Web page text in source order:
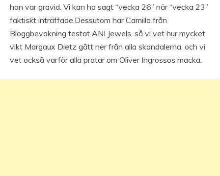
hon var gravid. Vi kan ha sagt “vecka 26” när “vecka 23”
faktiskt inträffade.Dessutom har Camilla från
Bloggbevakning testat ANI Jewels, så vi vet hur mycket
vikt Margaux Dietz gått ner från alla skandalerna, och vi
vet också varför alla pratar om Oliver Ingrossos macka.